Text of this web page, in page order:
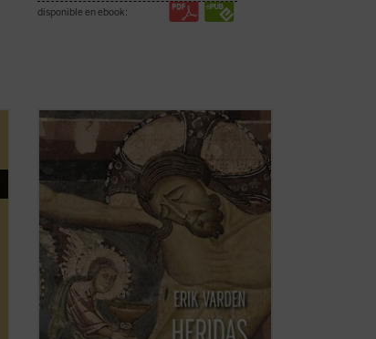
disponible en ebook:
¿Qué hacer cuando el sufrimiento se
vuelve insoportable y las respuestas
convencionales ya no bastan? El monje y
obispo Erik Varden nos propone un
camino. Inspirándose en un antiguo
poema cisterciense, este libro nos invita
a contemplar ...